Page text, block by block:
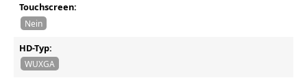
Touchscreen:
Nein
HD-Typ:
WUXGA